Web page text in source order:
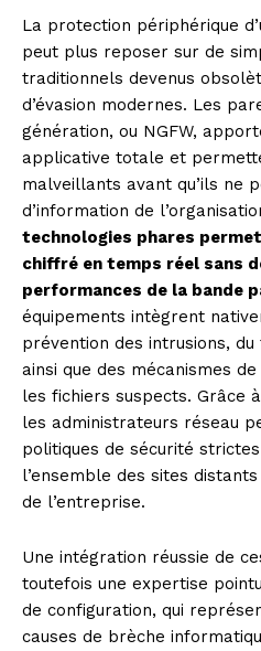
La protection périphérique
peut plus reposer sur de
traditionnels devenus
d’évasion modernes. Les
génération, ou NGFW,
applicative totale et
malveillants avant qu’ils ne
d’information de
technologies phares
chiffré en temps réel sans
performances de la bande
équipements intègrent
prévention des intrusions,
ainsi que des mécanismes
les fichiers suspects. Grâce
les administrateurs réseau
politiques de sécurité
l’ensemble des sites
de l’entreprise.
Une intégration réussie de
toutefois une expertise
de configuration, qui
causes de brèche